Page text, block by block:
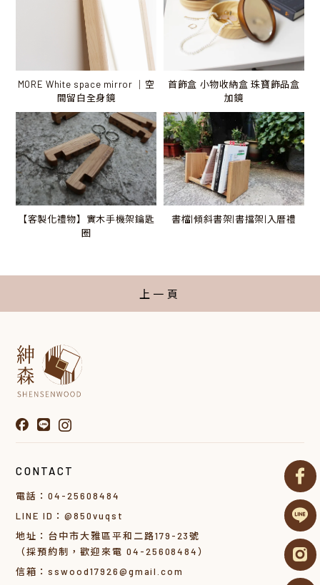
MORE White space mirror ｜空
間留白全身鏡
首飾盒 小物收納盒 珠寶飾品盒
加鏡
【客製化禮物】實木手機架鑰匙
圈
書檔|傾斜書架|書擋架|入厝禮
上一頁
CONTACT
電話：04-25608484
LINE ID：@850vuqst
地址：台中市大雅區平和二路179-23號
（採預約制，歡迎來電 04-25608484）
信箱：sswood17926@gmail.com